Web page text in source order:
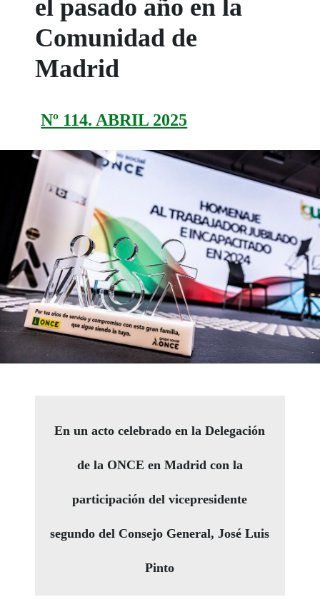
el pasado año en la
Comunidad de
Madrid
Nº 114. ABRIL 2025
En un acto celebrado en la Delegación
de la ONCE en Madrid con la
participación del vicepresidente
segundo del Consejo General, José Luis
Pinto